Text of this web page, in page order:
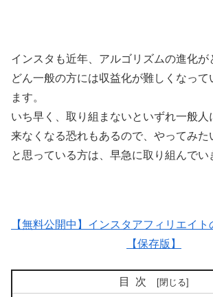
インスタも近年、アルゴリズムの進化が
どん一般の方には収益化が難しくなって
ます。
いち早く、取り組まないといずれ一般人
来なくなる恐れもあるので、やってみた
と思っている方は、早急に取り組んでい
【無料公開中】インスタアフィリエイ
【保存版】
目次